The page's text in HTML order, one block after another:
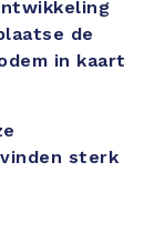
de
in kaart
sterk